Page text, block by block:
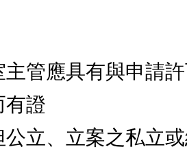
主管應具有與申請
有證
公立、立案之私立